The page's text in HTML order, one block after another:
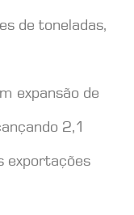
de toneladas,
expansão de
2,1
exportações